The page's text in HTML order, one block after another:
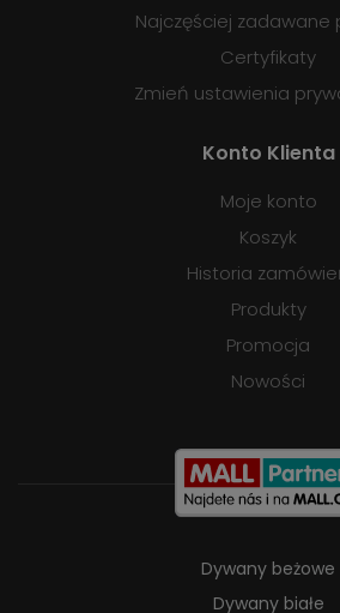
Najczęściej zadawane
Certyfikaty
Zmień ustawienia
Konto Klienta
Moje konto
Koszyk
Historia
Produkty
Promocja
Nowości
Dywany beżowe
Dywany białe